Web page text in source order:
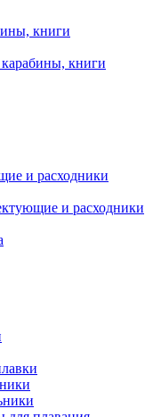
книги
книги
и расходники
и расходники